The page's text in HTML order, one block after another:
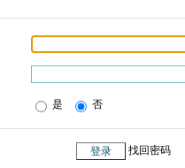
是 否
找回密码